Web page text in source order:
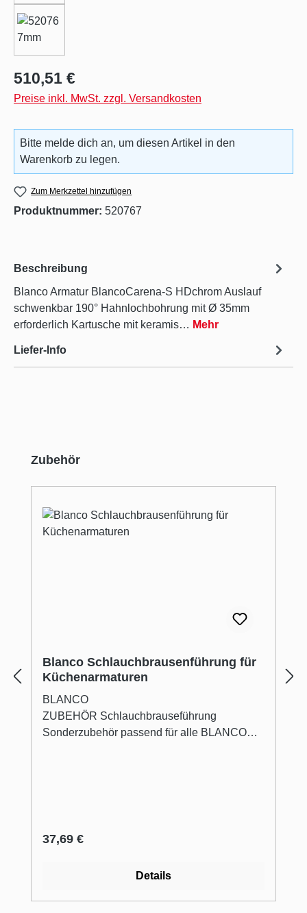
Regulärer Preis:
510,51 €
Preise inkl. MwSt. zzgl. Versandkosten
Bitte melde dich an, um diesen Artikel in den
Warenkorb zu legen.
Zum Merkzettel hinzufügen
Produktnummer: 520767
Beschreibung
Blanco Armatur BlancoCarena-S HDchrom Auslauf
schwenkbar 190° Hahnlochbohrung mit Ø 35mm
erforderlich Kartusche mit keramis… Mehr
Liefer-Info
Produktgalerie überspringen
Zubehör
Blanco Schlauchbrausenführung für
Küchenarmaturen
BLANCO
ZUBEHÖR Schlauchbrauseführung
Sonderzubehör passend für alle BLANCO
Regulärer Preis:
37,69 €
Details